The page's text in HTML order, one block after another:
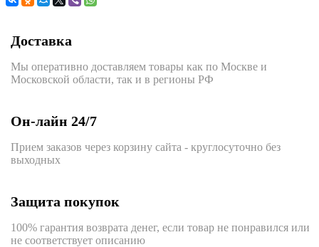
Доставка
Мы оперативно доставляем товары как по Москве и
Московской области, так и в регионы РФ
Он-лайн 24/7
Прием заказов через корзину сайта - круглосуточно без
выходных
Защита покупок
100% гарантия возврата денег, если товар не понравился или
не соответствует описанию